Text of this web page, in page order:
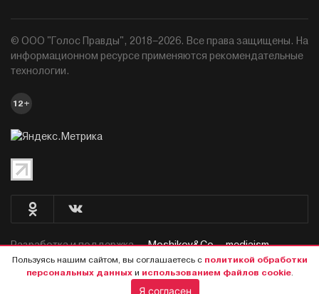
© ООО "Голос Правды", 2018–2026. Все права защищены. На
информационном ресурсе применяются рекомендательные
технологии.
12+
Разработка и поддержка —Moshikov&Co. - mediaism.
Пользуясь нашим сайтом, вы соглашаетесь с политикой обработки
персональных данныхи использованием файлов cookie.
Я согласен